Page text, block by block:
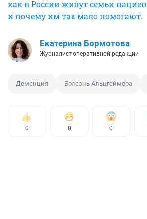
как в России живут семьи
и почему им так мало помогают.
Екатерина Бормотова
Журналист оперативной редакции
Деменция Болезнь Альцгеймера
0 0 0